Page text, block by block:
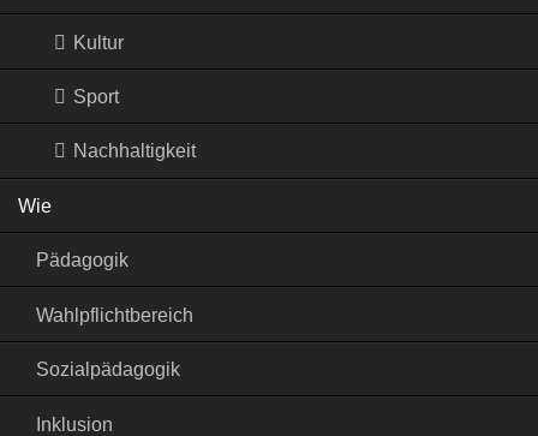
Kultur
Sport
Nachhaltigkeit
Wie
Pädagogik
Wahlpflichtbereich
Sozialpädagogik
Inklusion